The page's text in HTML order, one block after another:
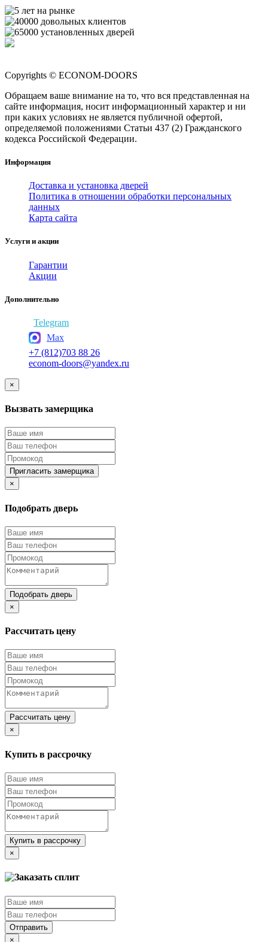
Copyrights © ECONOM-DOORS
Обращаем ваше внимание на то, что вся представленная на
сайте информация, носит информационный характер и ни
при каких условиях не является публичной офертой,
определяемой положениями Статьи 437 (2) Гражданского
кодекса Российской Федерации.
Информация
Доставка и установка дверей
Политика в отношении обработки персональных
данных
Карта сайта
Услуги и акции
Гарантии
Акции
Дополнительно
Telegram
Max
+7 (812)703 88 26
econom-doors@yandex.ru
×
Вызвать замерщика
Пригласить замерщика
×
Подобрать дверь
Подобрать дверь
×
Рассчитать цену
Рассчитать цену
×
Купить в рассрочку
Купить в рассрочку
×
Отправить
×